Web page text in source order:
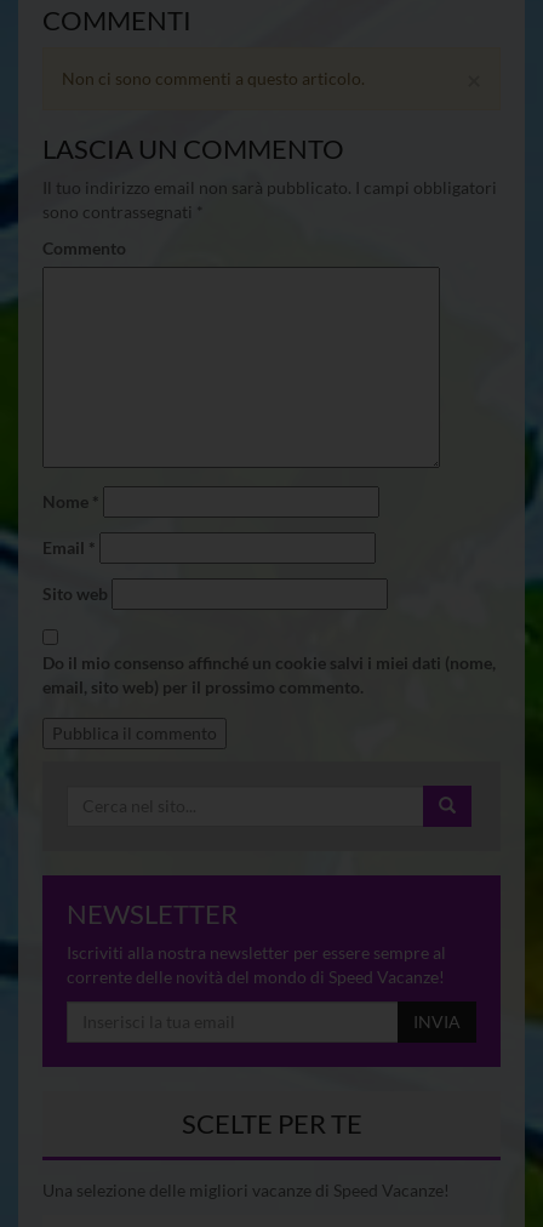
COMMENTI
Non ci sono commenti a questo articolo.
LASCIA UN COMMENTO
Il tuo indirizzo email non sarà pubblicato. I campi obbligatori
sono contrassegnati
Commento
Nome *
Email *
Sito web
Do il mio consenso affinché un cookie salvi i miei dati (nome,
email, sito web) per il prossimo commento.
NEWSLETTER
Iscriviti alla nostra newsletter per essere sempre al
corrente delle novità del mondo di Speed Vacanze!
INVIA
SCELTE PER TE
Una selezione delle migliori vacanze di Speed Vacanze!